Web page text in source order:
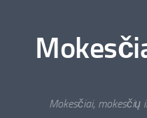
Mokesčiai, mokesčių